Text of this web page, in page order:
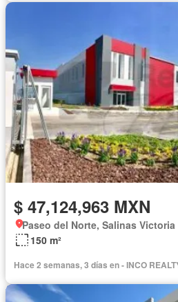
$ 47,124,963 MXN
Paseo del Norte, Salinas Victoria
150 m²
Hace 2 semanas, 3 días en - INCO